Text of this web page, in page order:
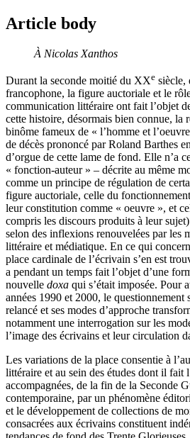
Article body
À Nicolas Xanthos
Durant la seconde moitié du XXe siècle,
francophone, la figure auctoriale et le
communication littéraire ont fait l’objet
cette histoire, désormais bien connue, la
binôme fameux de « l’homme et
de décès prononcé par Roland Barthes
d’orgue de cette lame de fond. Elle n’a
« fonction-auteur » – décrite au même
comme un principe de régulation de
figure auctoriale, celle du
leur constitution comme « oeuvre », et
compris les discours produits à leur
selon des inflexions renouvelées par les
littéraire et médiatique. En ce qui
place cardinale de l’écrivain s’en est
a pendant un temps fait l’objet d’une
nouvelle doxa qui s’était imposée. Pour
années 1990 et 2000, le questionnement
relancé et ses modes d’approche
notamment une interrogation sur les
l’image des écrivains et leur circulation
Les variations de la place consentie à
littéraire et au sein des études dont il fait
accompagnées, de la fin de la Seconde
contemporaine, par un phénomène
et le développement de collections de
consacrées aux écrivains constituent